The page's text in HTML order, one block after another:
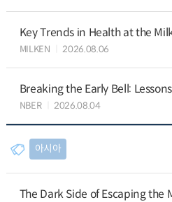
Key Trends in Health at the
MILKEN 2026.08.06
Breaking the Early Bell:
NBER 2026.08.04
아시아
The Dark Side of Escaping the